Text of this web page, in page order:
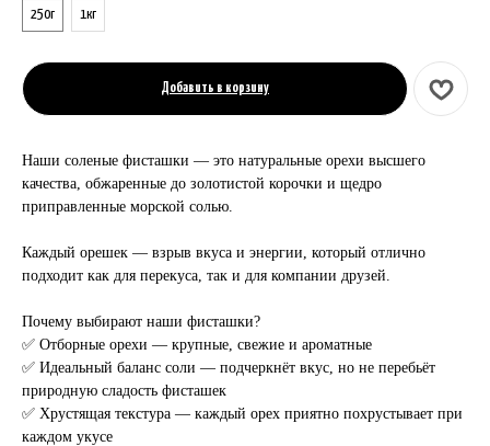
250г 1кг
Добавить в корзину
Наши соленые фисташки — это натуральные орехи высшего
качества, обжаренные до золотистой корочки и щедро
приправленные морской солью.
Каждый орешек — взрыв вкуса и энергии, который отлично
подходит как для перекуса, так и для компании друзей.
Почему выбирают наши фисташки?
✅ Отборные орехи — крупные, свежие и ароматные
✅ Идеальный баланс соли — подчеркнёт вкус, но не перебьёт
природную сладость фисташек
✅ Хрустящая текстура — каждый орех приятно похрустывает при
каждом укусе